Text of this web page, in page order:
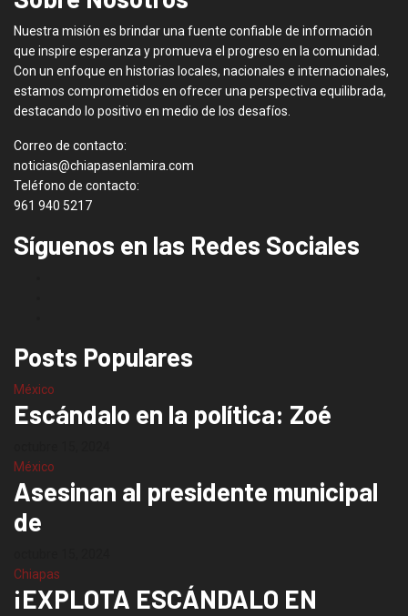
Nuestra misión es brindar una fuente confiable de información
que inspire esperanza y promueva el progreso en la comunidad.
Con un enfoque en historias locales, nacionales e internacionales,
estamos comprometidos en ofrecer una perspectiva equilibrada,
destacando lo positivo en medio de los desafíos.
Correo de contacto:
noticias@chiapasenlamira.com
Teléfono de contacto:
961 940 5217
Síguenos en las Redes Sociales
Posts Populares
México
Escándalo en la política: Zoé
México
Asesinan al presidente municipal
de
Chiapas
¡EXPLOTA ESCÁNDALO EN